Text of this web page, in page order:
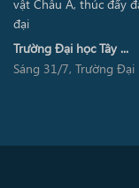
Trường Đại học Tây ...
Sáng 31/7, Trường Đại